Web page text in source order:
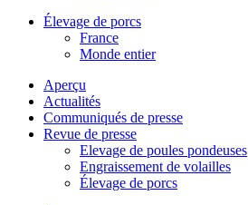
Élevage de porcs
France
Monde entier
Aperçu
Actualités
Communiqués de presse
Revue de presse
Elevage de poules pondeuses
Engraissement de volailles
Élevage de porcs